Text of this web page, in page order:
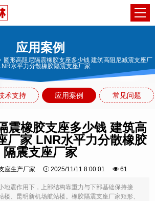
应用案例
圆形高阻尼隔震橡胶支座多少钱 建筑高阻尼减震支座厂
水平力分散橡胶隔震支座厂家
术支持 应用案例 常见问题
震橡胶支座多少钱 建筑高
厂家 LNR水平力分散橡胶
隔震支座厂家
座生产厂家 2025/11/11 8:00:01 61
地震作用下，上部结构靠重力与下部基础保持接
楼、昆明新机场航站楼。橡胶隔震支座厂家矩形、